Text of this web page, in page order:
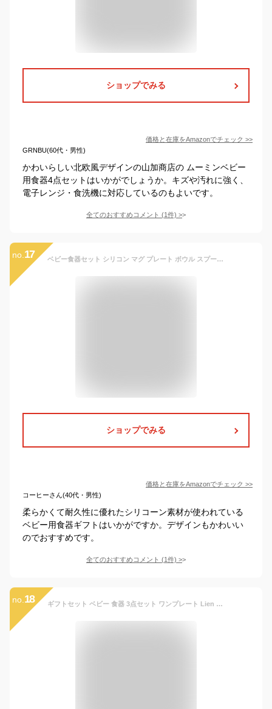
ショップでみる
価格と在庫をAmazonでチェック >>
GRNBU(60代・男性)
かわいらしい北欧風デザインの山加商店の ムーミンベビー
用食器4点セットはいかがでしょうか。キズや汚れに強く、
電子レンジ・食洗機に対応しているのもよいです。
全てのおすすめコメント (1件) >
no. 17 ベビー食器セット シリコン マグ プレート ボウル スプーン フォーク 離乳食 シリコン食器 男の子 女の子 赤ちゃん ベビー 出産祝い ギフト くすみ 3カラー bp-pdset (ベージュ)
ショップでみる
価格と在庫をAmazonでチェック >>
コーヒーさん(40代・男性)
柔らかくて耐久性に優れたシリコーン素材が使われている
ベビー用食器ギフトはいかがですか。デザインもかわいい
のでおすすめです。
全てのおすすめコメント (1件) >
no. 18 ギフトセット ベビー 食器 3点セット ワンプレート Lien de famille bien mange （ 出産祝い ギフト セット 贈り物 お祝い ベビーギフトセット 日本製 プレート スプーン フォーク プレゼント 赤ちゃん 女の子 男の子 おしゃれ ）【39ショップ】